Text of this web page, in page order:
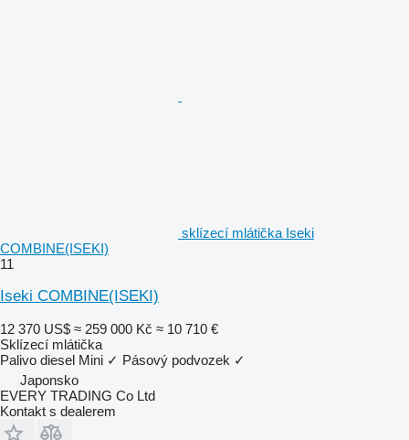
sklízecí mlátička Iseki
COMBINE(ISEKI)
11
Iseki COMBINE(ISEKI)
12 370 US$ ≈ 259 000 Kč ≈ 10 710 €
Sklízecí mlátička
Palivo diesel Mini ✓ Pásový podvozek ✓
Japonsko
EVERY TRADING Co Ltd
Kontakt s dealerem